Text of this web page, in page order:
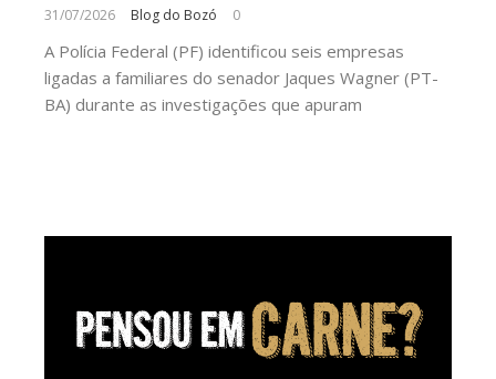
31/07/2026 Blog do Bozó 0
A Polícia Federal (PF) identificou seis empresas
ligadas a familiares do senador Jaques Wagner (PT-
BA) durante as investigações que apuram